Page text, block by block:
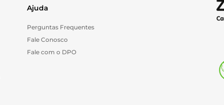
Ajuda
Perguntas Frequentes
Fale Conosco
Fale com o DPO